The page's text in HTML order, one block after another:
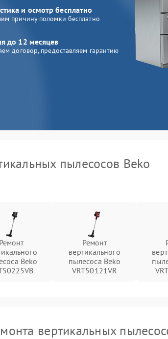
и осмотр бесплатно
причину поломки бесплатно
до 12 месяцев
договор, предоставляем гарантию
пылесосов Beko
Ремонт
Beko
Ремонт
вертикального
пылесоса Beko
VRT50121VR
вертикальных